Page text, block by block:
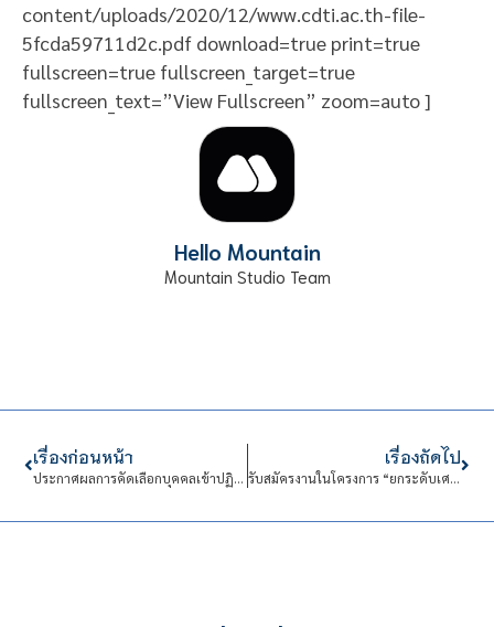
content/uploads/2020/12/www.cdti.ac.th-file-
5fcda59711d2c.pdf download=true print=true
fullscreen=true fullscreen_target=true
fullscreen_text=”View Fullscreen” zoom=auto ]
Hello Mountain
Mountain Studio Team
เรื่องก่อนหน้า
ประกาศผลการคัดเลือกบุคคลเข้าปฏิบัติงานในสถาบันเทคโนโลยีจิตรลดา
เรื่องถัดไป
รับสมัครงานในโครงการ “ยกระดับเศรษฐกิจและสังคมรายตำบลแบบบูรณาการ”